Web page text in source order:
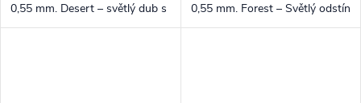
0,55 mm. Desert – světlý dub s
ajemnou kresbou a elegantními
0,55 mm. Forest – Světlý odstín
opticky zvětšuje prostor a